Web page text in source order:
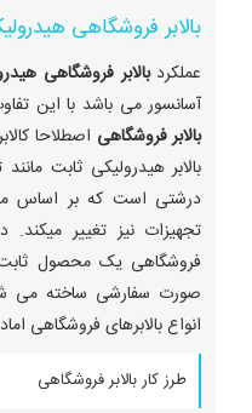
بالابر فروشگاهی
عملکردبالابر فروشگاهی
آسانسور می باشد با این
بالابر فروشگاهی اصطلاحا
بالابر هیدرولیکی ثابت
درشتی است که بر اساس
تجهیزات نیز تغییر
فروشگاهی یک محصول ثابت
صورت سفارشی ساخته می
انواع بالابرهای فروشگاهی
طرز کار بالابر فروشگاهی